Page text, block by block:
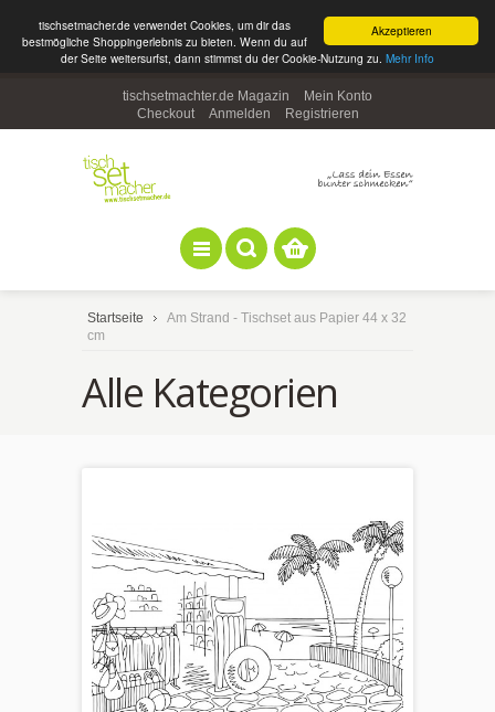
Akzeptieren
tischsetmacher.de verwendet Cookies, um dir das
bestmögliche Shoppingerlebnis zu bieten. Wenn du auf
der Seite weitersurfst, dann stimmst du der Cookie-Nutzung zu. Mehr Info
tischsetmachter.de Magazin
Mein Konto
Checkout
Anmelden Registrieren
Startseite
Am Strand - Tischset aus Papier 44 x 32
cm
Alle Kategorien